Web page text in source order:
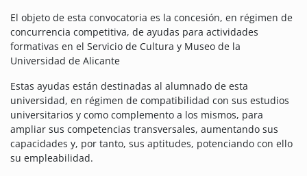
El objeto de esta convocatoria es la concesión, en régimen de
concurrencia competitiva, de ayudas para actividades
formativas en el Servicio de Cultura y Museo de la
Universidad de Alicante
Estas ayudas están destinadas al alumnado de esta
universidad, en régimen de compatibilidad con sus estudios
universitarios y como complemento a los mismos, para
ampliar sus competencias transversales, aumentando sus
capacidades y, por tanto, sus aptitudes, potenciando con ello
su empleabilidad.